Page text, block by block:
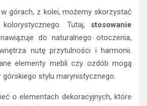
górach, z kolei, możemy skorzystać
Tutaj, stosowanie
nawiązuje do naturalnego otoczenia,
nutę przytulności i harmonii.
elementy mebli czy ozdób mogą
górskiego stylu marynistycznego.
o elementach dekoracyjnych, które